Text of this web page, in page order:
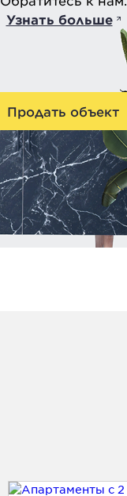
Узнать больше
Продать объект